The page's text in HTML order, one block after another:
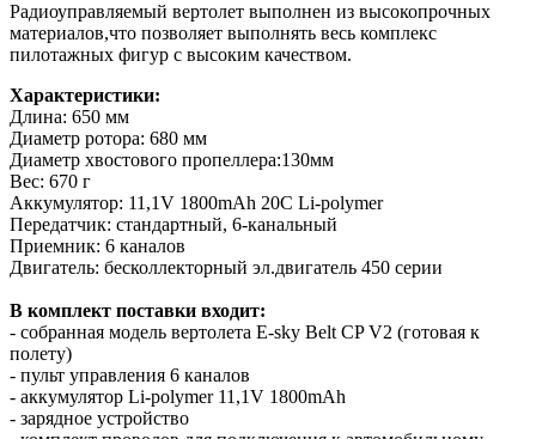
Радиоуправляемый вертолет выполнен из высокопрочных
материалов,что позволяет выполнять весь комплекс
пилотажных фигур с высоким качеством.
Характеристики:
Длина: 650 мм
Диаметр ротора: 680 мм
Диаметр хвостового пропеллера:130мм
Вес: 670 г
Аккумулятор: 11,1V 1800mAh 20С Li-polymer
Передатчик: стандартный, 6-канальный
Приемник: 6 каналов
Двигатель: бесколлекторный эл.двигатель 450 серии
В комплект поставки входит:
- собранная модель вертолета E-sky Belt CP V2 (готовая к
полету)
- пульт управления 6 каналов
- аккумулятор Li-polymer 11,1V 1800mAh
- зарядное устройство